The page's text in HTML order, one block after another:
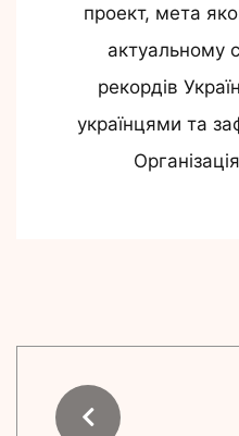
проект, мета
актуальному
рекордів
українцями та